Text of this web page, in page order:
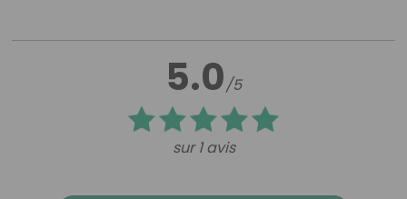
5.0/5
sur 1 avis